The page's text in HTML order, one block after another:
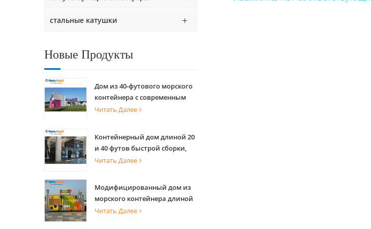
стальные катушки
Новые Продукты
Дом из 40-футового морского
контейнера с современным
дизайном для коммерческого
Читать Далее
Контейнерный дом длиной 20
и 40 футов быстрой сборки,
сборный дом для проживания
Читать Далее
Модифицированный дом из
морского контейнера длиной
20 футов для креативной
Читать Далее